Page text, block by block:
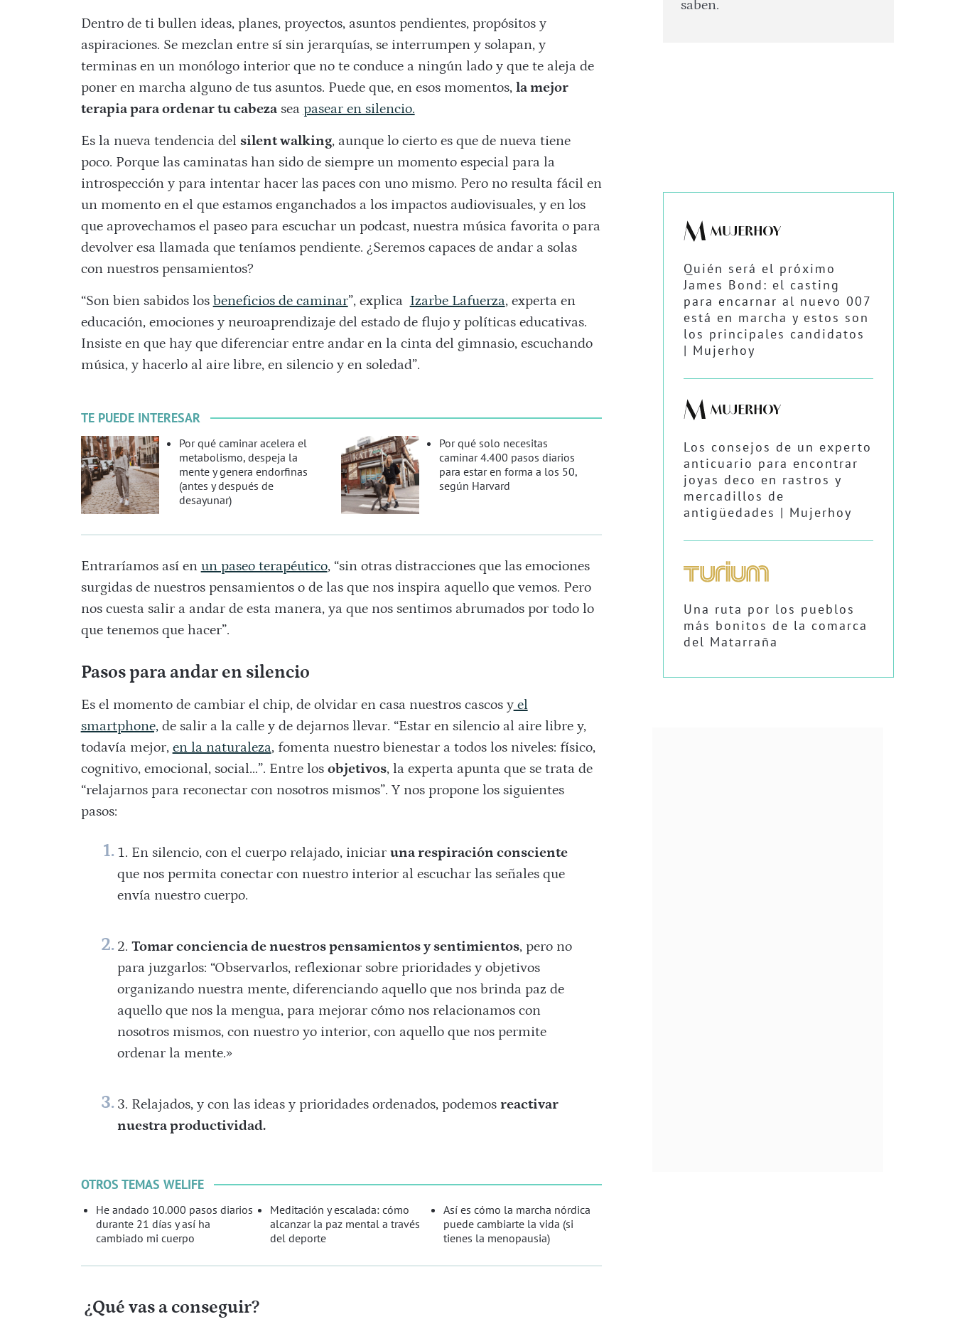
Dentro de ti bullen ideas, planes, proyectos, asuntos pendientes, propósitos y
aspiraciones. Se mezclan entre sí sin jerarquías, se interrumpen y solapan, y
terminas en un monólogo interior que no te conduce a ningún lado y que te aleja de
poner en marcha alguno de tus asuntos. Puede que, en esos momentos, la mejor
terapia para ordenar tu cabezasea pasear en silencio.
Es la nueva tendencia del silent walking, aunque lo cierto es que de nueva tiene
poco. Porque las caminatas han sido de siempre un momento especial para la
introspección y para intentar hacer las paces con uno mismo. Pero no resulta fácil en
un momento en el que estamos enganchados a los impactos audiovisuales, y en los
que aprovechamos el paseo para escuchar un podcast, nuestra música favorita o para
devolver esa llamada que teníamos pendiente. ¿Seremos capaces de andar a solas
con nuestros pensamientos?
“Son bien sabidos los beneficios de caminar”, explica Izarbe Lafuerza, experta en
educación, emociones y neuroaprendizaje del estado de flujo y políticas educativas.
Insiste en que hay que diferenciar entre andar en la cinta del gimnasio, escuchando
música, y hacerlo al aire libre, en silencio y en soledad”.
TE PUEDE INTERESAR
Por qué caminar acelera el
metabolismo, despeja la
mente y genera endorfinas
(antes y después de
desayunar)
Por qué solo necesitas
caminar 4.400 pasos diarios
para estar en forma a los 50,
según Harvard
Entraríamos así en un paseo terapéutico, “sin otras distracciones que las emociones
surgidas de nuestros pensamientos o de las que nos inspira aquello que vemos. Pero
nos cuesta salir a andar de esta manera, ya que nos sentimos abrumados por todo lo
que tenemos que hacer”.
Pasos para andar en silencio
Es el momento de cambiar el chip, de olvidar en casa nuestros cascos yel
smartphone,de salir a la calle y de dejarnos llevar. “Estar en silencio al aire libre y,
todavía mejor, en la naturaleza, fomenta nuestro bienestar a todos los niveles: físico,
cognitivo, emocional, social…”. Entre los objetivos, la experta apunta que se trata de
“relajarnos para reconectar con nosotros mismos”. Y nos propone los siguientes
pasos:
En silencio, con el cuerpo relajado, iniciaruna respiración consciente
que nos permita conectar con nuestro interior al escuchar las señales que
envía nuestro cuerpo.
Tomar conciencia de nuestros pensamientos y sentimientos, pero no
para juzgarlos: “Observarlos, reflexionar sobre prioridades y objetivos
organizando nuestra mente, diferenciando aquello que nos brinda paz de
aquello que nos la mengua, para mejorar cómo nos relacionamos con
nosotros mismos, con nuestro yo interior, con aquello que nos permite
ordenar la mente.»
Relajados, y con las ideas y prioridades ordenados, podemos reactivar
nuestra productividad.
OTROS TEMAS WELIFE
He andado 10.000 pasos diarios
durante 21 días y así ha
cambiado mi cuerpo
Meditación y escalada: cómo
alcanzar la paz mental a través
del deporte
Así es cómo la marcha nórdica
puede cambiarte la vida (si
tienes la menopausia)
¿Qué vas a conseguir?
saben.
Quién será el próximo
James Bond: el casting
para encarnar al nuevo 007
está en marcha y estos son
los principales candidatos
| Mujerhoy
Los consejos de un experto
anticuario para encontrar
joyas deco en rastros y
mercadillos de
antigüedades | Mujerhoy
Una ruta por los pueblos
más bonitos de la comarca
del Matarraña